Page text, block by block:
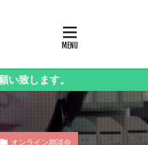
オンライン相談会